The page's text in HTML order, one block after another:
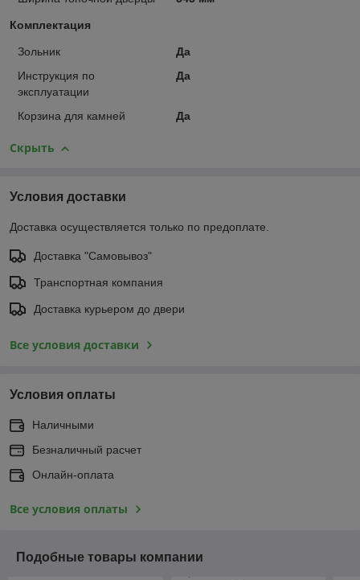
Комплектация
Зольник
Да
Инструкция по
эксплуатации
Да
Корзина для камней Да
Скрыть
Условия доставки
Доставка осуществляется только по предоплате.
Доставка "Самовывоз"
Транспортная компания
Доставка курьером до двери
Все условия доставки
Условия оплаты
Наличными
Безналичный расчет
Онлайн-оплата
Все условия оплаты
Подобные товары компании